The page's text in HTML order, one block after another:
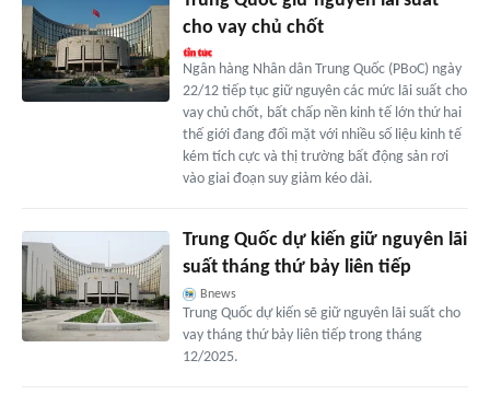
cho vay chủ chốt
Ngân hàng Nhân dân Trung Quốc (PBoC) ngày
22/12 tiếp tục giữ nguyên các mức lãi suất cho
vay chủ chốt, bất chấp nền kinh tế lớn thứ hai
thế giới đang đối mặt với nhiều số liệu kinh tế
kém tích cực và thị trường bất động sản rơi
vào giai đoạn suy giảm kéo dài.
Trung Quốc dự kiến giữ nguyên lãi
suất tháng thứ bảy liên tiếp
Bnews
Trung Quốc dự kiến sẽ giữ nguyên lãi suất cho
vay tháng thứ bảy liên tiếp trong tháng
12/2025.